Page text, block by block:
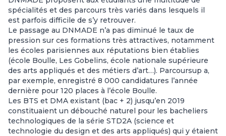
spécialités et des parcours très variés dans lesquels il
est parfois difficile de s’y retrouver.
Le passage au DNMADE n’a pas diminué le taux de
pression sur ces formations très attractives, notamment
les écoles parisiennes aux réputations bien établies
(école Boulle, Les Gobelins, école nationale supérieure
des arts appliqués et des métiers d’art…). Parcoursup a,
par exemple, enregistré 8 000 candidatures l’année
dernière pour 120 places à l’école Boulle.
Les BTS et DMA existant (bac + 2) jusqu’en 2019
constituaient un débouché naturel pour les bacheliers
technologiques de la série STD2A (science et
technologie du design et des arts appliqués) qui y étaient